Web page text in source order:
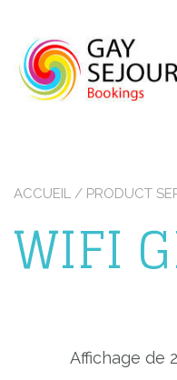
content
ACCUEIL / PRODUCT
WIFI
Affichage de